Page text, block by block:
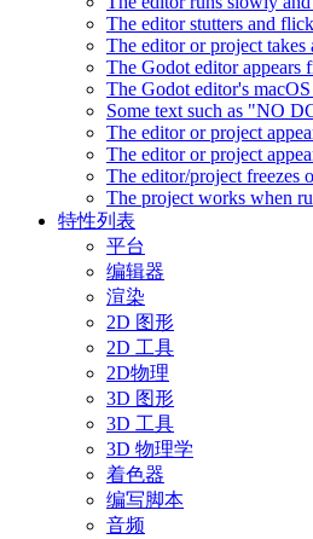
The editor stutters and
The editor or project
The Godot editor appears
The Godot editor's
Some text such as "NO
The editor or project
The editor or project
The editor/project freezes
The project works when
特性列表
平台
编辑器
渲染
2D 图形
2D 工具
2D物理
3D 图形
3D 工具
3D 物理学
着色器
编写脚本
音频